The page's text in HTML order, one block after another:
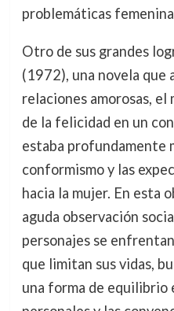
problemáticas
Otro de sus grandes
(1972), una novela que
relaciones amorosas,
de la felicidad en un
estaba profundamente
conformismo y las
hacia la mujer. En esta
aguda observación
personajes se
que limitan sus vidas,
una forma de equilibrio